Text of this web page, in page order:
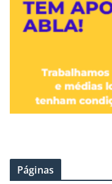
Páginas